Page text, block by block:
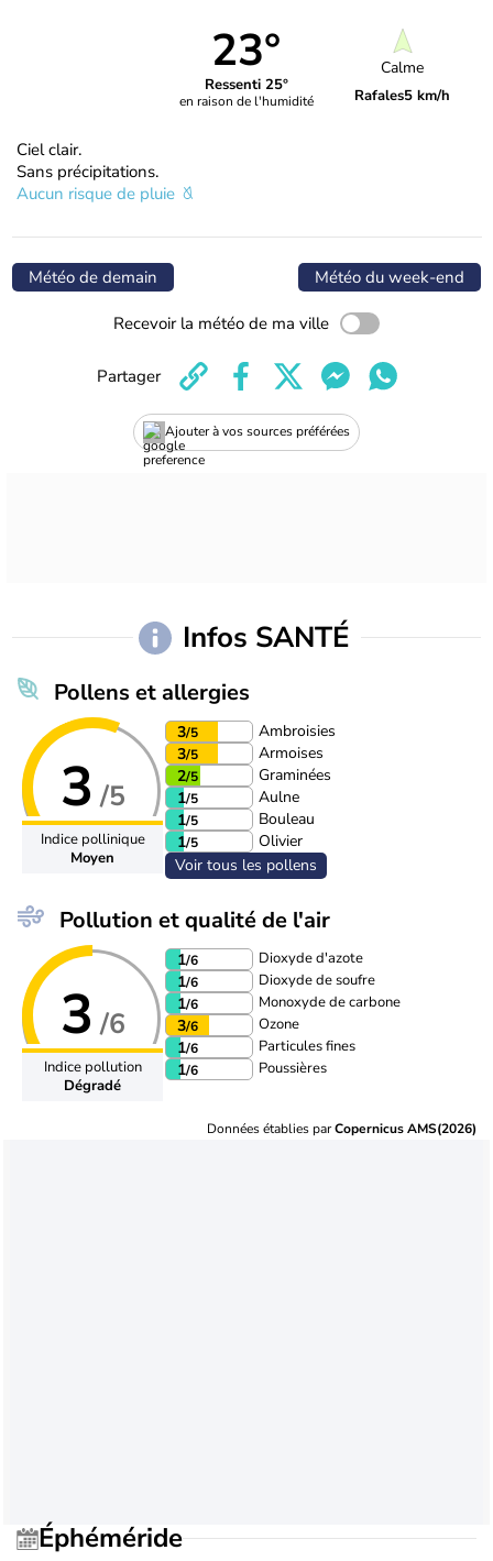
23°
Ressenti 25°
en raison de l'humidité
Calme
Rafales5 km/h
Ciel clair.
Sans précipitations.
Aucun risque de pluie
Météo de demain Météo du week-end
Recevoir la météo de ma ville
Ajouter à vos sources préférées
Partager
Infos SANTÉ
Pollens et allergies
3 /5
Indice pollinique
Moyen
3/5
Ambroisies
3/5
Armoises
2/5
Graminées
1/5
Aulne
1/5
Bouleau
1/5
Olivier
Voir tous les pollens
Pollution et qualité de l'air
3 /6
Indice pollution
Dégradé
1/6 Dioxyde d'azote
1/6 Dioxyde de soufre
1/6 Monoxyde de carbone
3/6 Ozone
1/6 Particules fines
1/6 Poussières
Données établies parCopernicus AMS(2026)
Éphéméride